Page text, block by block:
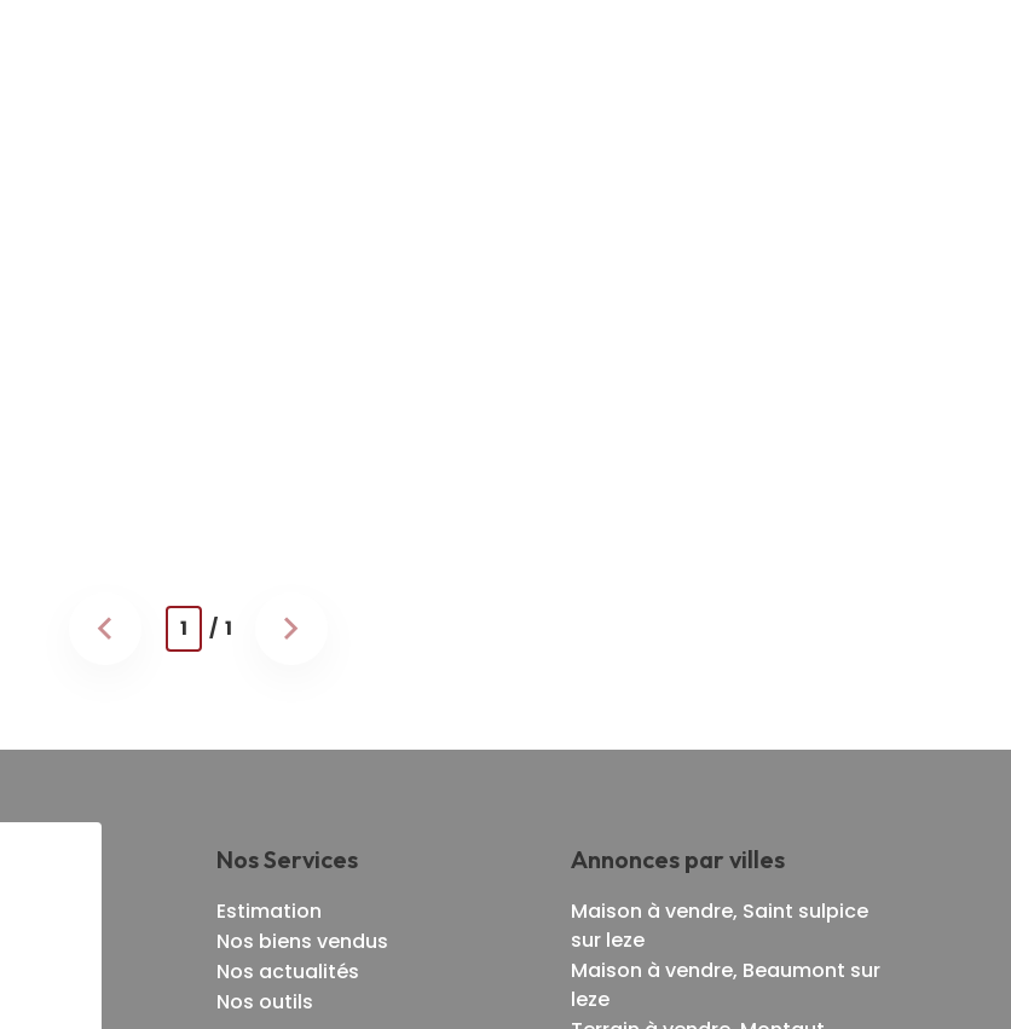
1 / 1
Nos Services
Estimation
Nos biens vendus
Nos actualités
Nos outils
Annonces par villes
Maison à vendre, Saint sulpice
sur leze
Maison à vendre, Beaumont sur
leze